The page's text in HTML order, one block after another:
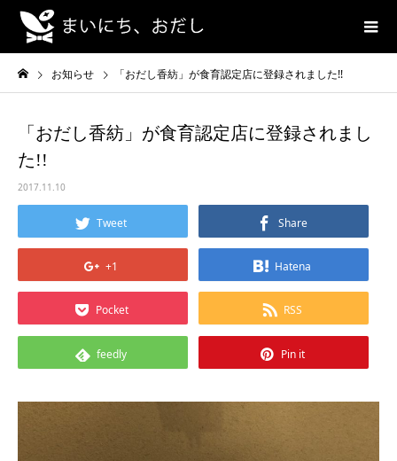
お知らせ 「おだし香紡」が食育認定店に登録されました!!
「おだし香紡」が食育認定店に登録されまし
た!!
2017.11.10
Tweet Share
+1 Hatena
Pocket RSS
feedly Pin it